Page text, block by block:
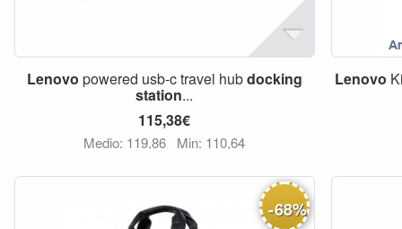
Lenovo powered usb-c travel hubdocking
station...
115,38€
Medio: 119,86 Min: 110,64
Lenovo
-68%